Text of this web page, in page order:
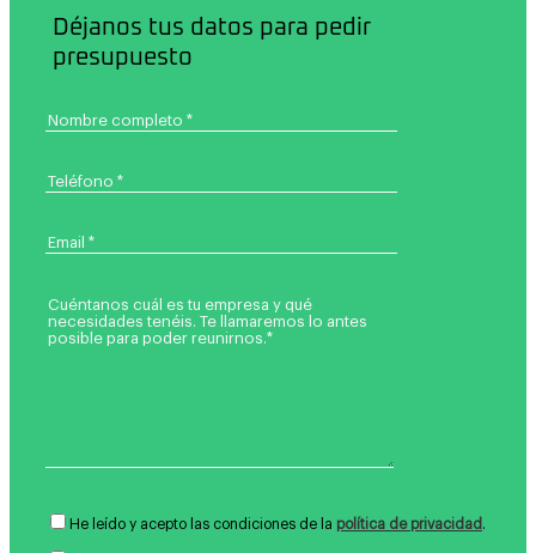
Déjanos tus datos para pedir
presupuesto
He leído y acepto las condiciones de la política de privacidad .